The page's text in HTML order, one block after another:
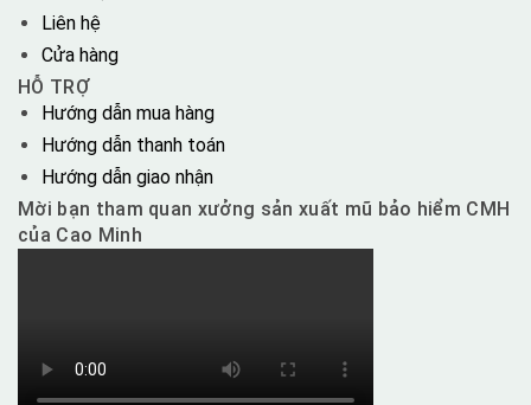
Liên hệ
Cửa hàng
HỖ TRỢ
Hướng dẫn mua hàng
Hướng dẫn thanh toán
Hướng dẫn giao nhận
Mời bạn tham quan xưởng sản xuất mũ bảo hiểm CMH
của Cao Minh